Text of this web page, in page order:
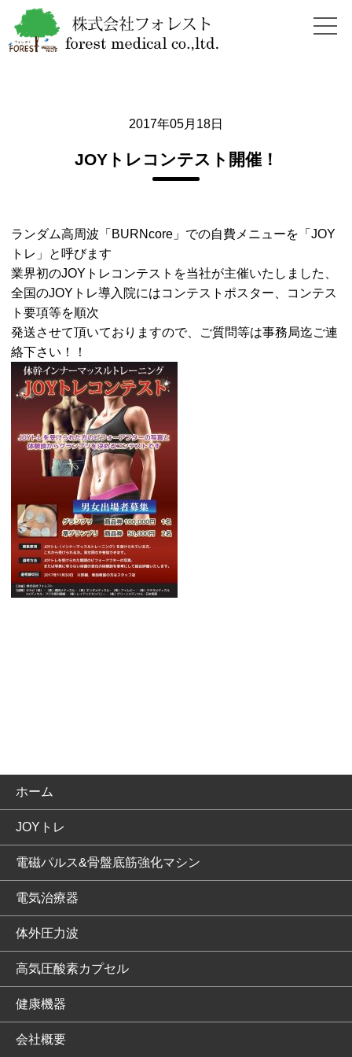
2017年05月18日
JOYトレコンテスト開催！
ランダム高周波「BURNcore」での自費メニューを「JOY
トレ」と呼びます
業界初のJOYトレコンテストを当社が主催いたしました、
全国のJOYトレ導入院にはコンテストポスター、コンテス
ト要項等を順次
発送させて頂いておりますので、ご質問等は事務局迄ご連
絡下さい！！
ホーム
JOYトレ
電磁パルス&骨盤底筋強化マシン
電気治療器
体外圧力波
高気圧酸素カプセル
健康機器
会社概要